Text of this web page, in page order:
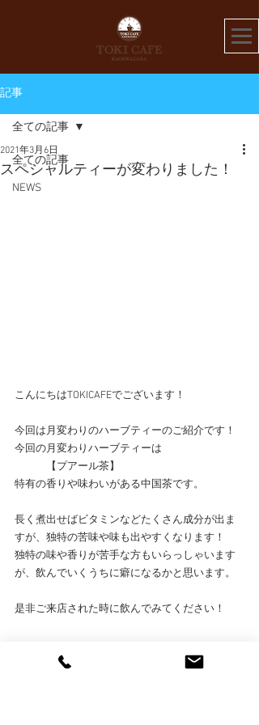
記事
全ての記事
NEWS
全ての記事
スペシャルティーが変わりました！
2021年3月6日
こんにちは️TOKICAFEでございます️！
今回は月変わりのハーブティーのご紹介です！
今回の月変わりハーブティーは
【プアール茶】
特有の香りや味わいがある中国茶です。
長く煮出せばビタミンなどたくさん成分が出ま
すが、独特の苦味や味も出やすくなります！
独特の味や香りが苦手な方もいらっしゃいます
が、飲んでいくうちに癖になるかと思います。
是非ご来店された時に飲んでみてください！